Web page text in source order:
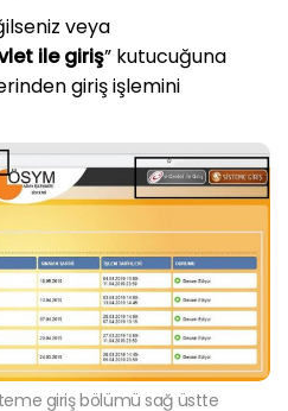
veya
ile giriş” kutucuğuna
giriş işlemini
giriş bölümü sağ üstte